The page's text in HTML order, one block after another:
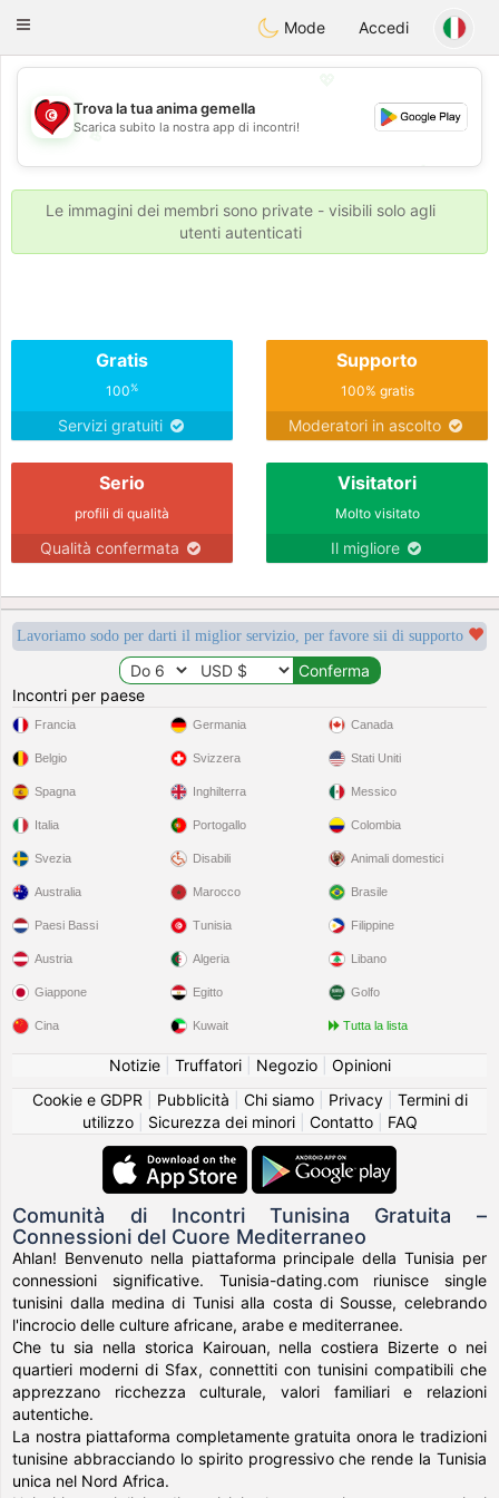
Tunisia Dating
Toggle
Mode Accedi
💖
💕
💕
Trova la tua anima gemella
Scarica subito la nostra app di incontri!
Le immagini dei membri sono private - visibili solo agli
utenti autenticati
Gratis
100%
Servizi gratuiti
Supporto
100% gratis
Moderatori in ascolto
Serio
profili di qualità
Qualità confermata
Visitatori
Molto visitato
Il migliore
Lavoriamo sodo per darti il miglior servizio, per favore sii di supporto
Incontri per paese
Francia
Belgio
Spagna
Italia
Svezia
Germania
Svizzera
Inghilterra
Portogallo
Disabili
Canada
Stati Uniti
Messico
Colombia
Animali domestici
Australia
Paesi Bassi
Austria
Giappone
Cina
Marocco
Tunisia
Algeria
Egitto
Kuwait
Brasile
Filippine
Libano
Golfo
Tutta la lista
Notizie| Truffatori| Negozio| Opinioni
Cookie e GDPR
Pubblicità Chi siamo| Privacy| Termini di
utilizzo| Sicurezza dei minori| Contatto| FAQ
Comunità di Incontri Tunisina Gratuita –
Connessioni del Cuore Mediterraneo
Ahlan! Benvenuto nella piattaforma principale della Tunisia per
connessioni significative. Tunisia-dating.com riunisce single
tunisini dalla medina di Tunisi alla costa di Sousse, celebrando
l'incrocio delle culture africane, arabe e mediterranee.
Che tu sia nella storica Kairouan, nella costiera Bizerte o nei
quartieri moderni di Sfax, connettiti con tunisini compatibili che
apprezzano ricchezza culturale, valori familiari e relazioni
autentiche.
La nostra piattaforma completamente gratuita onora le tradizioni
tunisine abbracciando lo spirito progressivo che rende la Tunisia
unica nel Nord Africa.